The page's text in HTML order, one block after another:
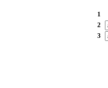
1
2
3